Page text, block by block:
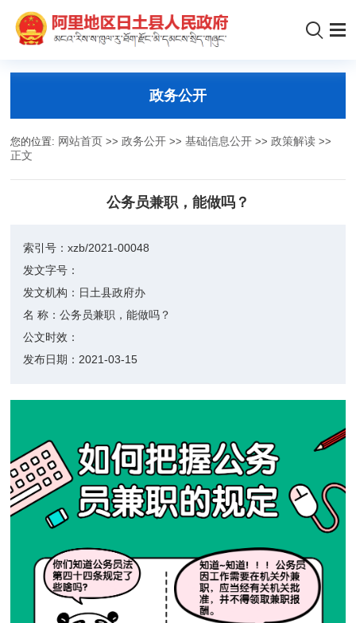
政务公开
您的位置: 网站首页 >>政务公开 >>基础信息公开 >>政策解读 >>
正文
公务员兼职，能做吗？
索引号：xzb/2021-00048
发文字号：
发文机构： 日土县政府办
名 称：公务员兼职，能做吗？
公文时效：
发布日期： 2021-03-15